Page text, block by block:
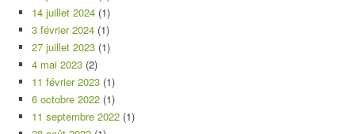
14 juillet 2024 (1)
3 février 2024 (1)
27 juillet 2023 (1)
4 mai 2023 (2)
11 février 2023 (1)
6 octobre 2022 (1)
11 septembre 2022 (1)